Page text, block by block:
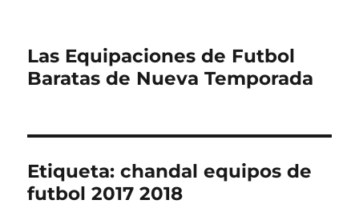
Las Equipaciones de Futbol
Baratas de Nueva Temporada
Etiqueta:chandal equipos de
futbol 2017 2018